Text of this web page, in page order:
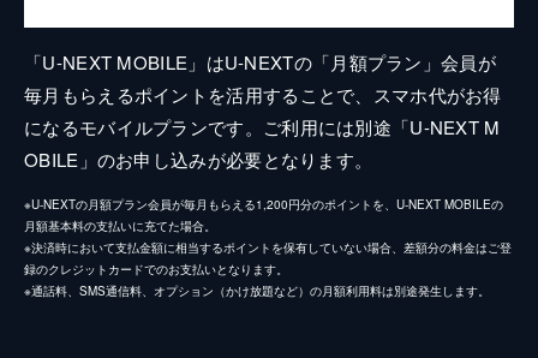
「U-NEXT MOBILE」はU-NEXTの「月額プラン」会員が
毎月もらえるポイントを活用することで、スマホ代がお得
になるモバイルプランです。ご利用には別途「U-NEXT M
OBILE」のお申し込みが必要となります。
※U-NEXTの月額プラン会員が毎月もらえる1,200円分のポイントを、U-NEXT MOBILEの
月額基本料の支払いに充てた場合。
※決済時において支払金額に相当するポイントを保有していない場合、差額分の料金はご登
録のクレジットカードでのお支払いとなります。
※通話料、SMS通信料、オプション（かけ放題など）の月額利用料は別途発生します。